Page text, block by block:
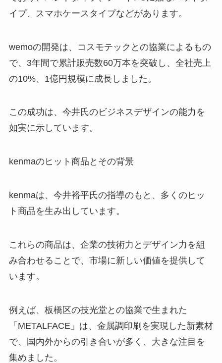
イプ、スマホケースタイプなどがあります。
wemoの開発は、コスモテックとの協業によるもの
で、3年間で累計販売数60万本を突破し、全社売上
の10%、1億円規模に成長しました。
この成功は、今井氏のビジネスデザインの能力を
如実に示しています。
kenmaのヒット商品とその背景
kenmaは、今井裕平氏の指導のもと、多くのヒッ
ト商品を生み出しています。
これらの商品は、企業の技術力とデザイン力を組
み合わせることで、市場に新しい価値を提供して
います。
例えば、板橋区の技光堂との協業で生まれた
「METALFACE」は、金属調印刷を実現した新素材
で、国内外からの引き合いが多く、大きな注目を
集めました。